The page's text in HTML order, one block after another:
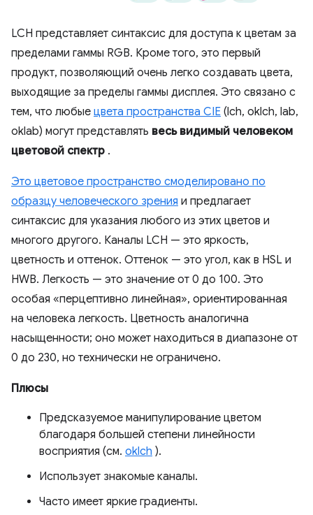
LCH представляет синтаксис для доступа к цветам за
пределами гаммы RGB. Кроме того, это первый
продукт, позволяющий очень легко создавать цвета,
выходящие за пределы гаммы дисплея. Это связано с
тем, что любые цвета пространства CIE (lch, oklch, lab,
oklab) могут представлять весь видимый человеком
цветовой спектр .
Это цветовое пространство смоделировано по
образцу человеческого зрения и предлагает
синтаксис для указания любого из этих цветов и
многого другого. Каналы LCH — это яркость,
цветность и оттенок. Оттенок — это угол, как в HSL и
HWB. Легкость — это значение от 0 до 100. Это
особая «перцептивно линейная», ориентированная
на человека легкость. Цветность аналогична
насыщенности; оно может находиться в диапазоне от
0 до 230, но технически не ограничено.
Плюсы
Предсказуемое манипулирование цветом
благодаря большей степени линейности
восприятия (см. oklch ).
Использует знакомые каналы.
Часто имеет яркие градиенты.